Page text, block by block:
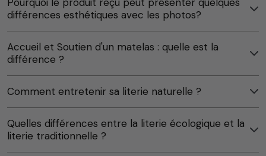
différences esthétiques avec les photos?
Accueil et Soutien d'un matelas : quelle est la
différence ?
Comment entretenir sa literie naturelle ?
Quelles différences entre la literie écologique et la
literie traditionnelle ?